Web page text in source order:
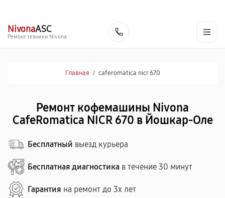
NivonaASC
Ремонт техники Nivona
Главная / caferomatica nicr 670
Ремонт кофемашины Nivona
CafeRomatica NICR 670 в Йошкар-Оле
Бесплатный выезд курьера
Бесплатная диагностика в течение 30 минут
Гарантия на ремонт до 3х лет